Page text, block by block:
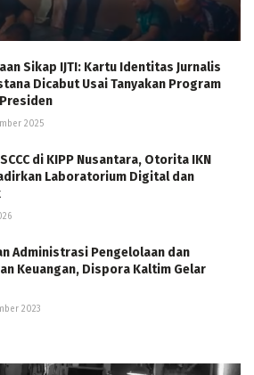
Sikap IJTI: Kartu Identitas Jurnalis
Dicabut Usai Tanyakan Program
2025
di KIPP Nusantara, Otorita IKN
Laboratorium Digital dan
Administrasi Pengelolaan dan
Keuangan, Dispora Kaltim Gelar
2023